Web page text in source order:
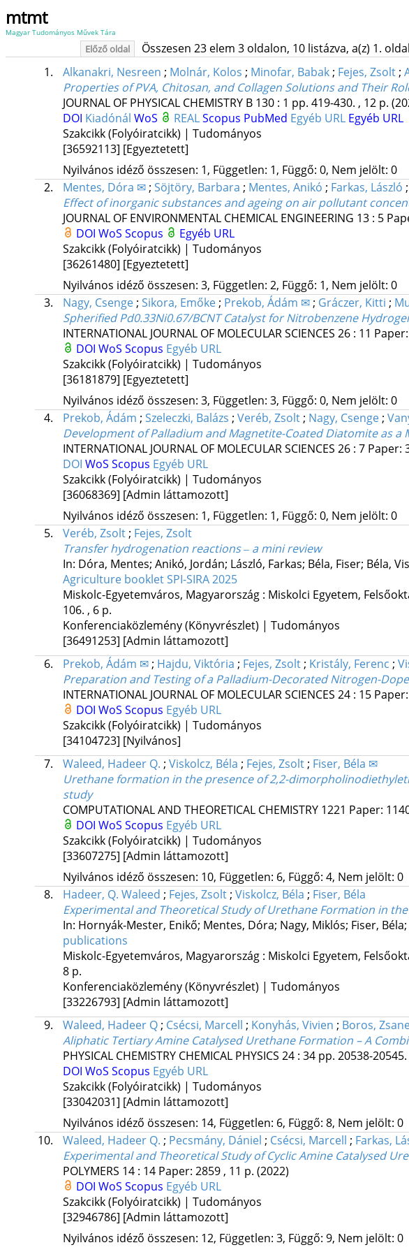
mtmt
Magyar Tudományos Művek Tára
Előző oldal Összesen 23 elem 3 oldalon, 10 listázva, a(z) 1.
1. Alkanakri, Nesreen ; Molnár, Kolos ; Minofar, Babak; Fejes, Zsolt;
Properties of PVA, Chitosan, and Collagen Solutions and Their
JOURNAL OF PHYSICAL CHEMISTRY B 130: 1 pp. 419-430. , 12 p.
DOI Kiadónál WoS REALScopus PubMed Egyéb URL Egyéb URL
Szakcikk (Folyóiratcikk) | Tudományos
[36592113] [Egyeztetett]
Nyilvános idéző összesen: 1, Független: 1, Függő: 0, Nem jelölt: 0
2.
Mentes, Dóra ✉; Söjtöry, Barbara ; Mentes, Anikó ; Farkas, László ;
Effect of inorganic substances and ageing on air pollutant
JOURNAL OF ENVIRONMENTAL CHEMICAL ENGINEERING 13: 5
DOI WoS Scopus
Egyéb URL
Szakcikk (Folyóiratcikk) | Tudományos
[36261480] [Egyeztetett]
Nyilvános idéző összesen: 3, Független: 2, Függő: 1, Nem jelölt: 0
3.
Nagy, Csenge; Sikora, Emőke; Prekob, Ádám ✉; Gráczer, Kitti ;
Spherified Pd0.33Ni0.67/BCNT Catalyst for Nitrobenzene
INTERNATIONAL JOURNAL OF MOLECULAR SCIENCES 26: 11
DOI WoS Scopus Egyéb URL
Szakcikk (Folyóiratcikk) | Tudományos
[36181879] [Egyeztetett]
Nyilvános idéző összesen: 3, Független: 3, Függő: 0, Nem jelölt: 0
4.
Prekob, Ádám ; Szeleczki, Balázs ; Veréb, Zsolt; Nagy, Csenge;
Development of Palladium and Magnetite-Coated Diatomite as
INTERNATIONAL JOURNAL OF MOLECULAR SCIENCES 26: 7 Paper:
DOI WoS Scopus Egyéb URL
Szakcikk (Folyóiratcikk) | Tudományos
[36068369] [Admin láttamozott]
Nyilvános idéző összesen: 1, Független: 1, Függő: 0, Nem jelölt: 0
5.
Veréb, Zsolt; Fejes, Zsolt
Transfer hydrogenation reactions ‒ a mini review
In: Dóra, Mentes; Anikó, Jordán; László, Farkas; Béla, Fiser; Béla,
Agriculture booklet SPI-SIRA 2025
Miskolc-Egyetemváros, Magyarország : Miskolci Egyetem,
106. , 6 p.
Konferenciaközlemény (Könyvrészlet) | Tudományos
[36491253] [Admin láttamozott]
6.
Prekob, Ádám ✉; Hajdu, Viktória ; Fejes, Zsolt; Kristály, Ferenc ;
Preparation and Testing of a Palladium-Decorated Nitrogen-
INTERNATIONAL JOURNAL OF MOLECULAR SCIENCES 24: 15
DOI WoS Scopus Egyéb URL
Szakcikk (Folyóiratcikk) | Tudományos
[34104723] [Nyilvános]
7.
Waleed, Hadeer Q. ; Viskolcz, Béla ; Fejes, Zsolt; Fiser, Béla ✉
Urethane formation in the presence of 2,2-
study
COMPUTATIONAL AND THEORETICAL CHEMISTRY 1221 Paper:
DOI WoS Scopus Egyéb URL
Szakcikk (Folyóiratcikk) | Tudományos
[33607275] [Admin láttamozott]
Nyilvános idéző összesen: 10, Független: 6, Függő: 4, Nem jelölt: 0
8.
Hadeer, Q. Waleed ; Fejes, Zsolt; Viskolcz, Béla ; Fiser, Béla
Experimental and Theoretical Study of Urethane Formation in
In: Hornyák-Mester, Enikő; Mentes, Dóra; Nagy, Miklós; Fiser, Béla;
publications
Miskolc-Egyetemváros, Magyarország : Miskolci Egyetem,
8 p.
Konferenciaközlemény (Könyvrészlet) | Tudományos
[33226793] [Admin láttamozott]
9.
Waleed, Hadeer Q; Csécsi, Marcell ; Konyhás, Vivien ; Boros,
Aliphatic Tertiary Amine Catalysed Urethane Formation – A
PHYSICAL CHEMISTRY CHEMICAL PHYSICS 24: 34 pp. 20538-20545.
DOI WoS Scopus Egyéb URL
Szakcikk (Folyóiratcikk) | Tudományos
[33042031] [Admin láttamozott]
Nyilvános idéző összesen: 14, Független: 6, Függő: 8, Nem jelölt: 0
10.
Waleed, Hadeer Q. ; Pecsmány, Dániel ; Csécsi, Marcell ; Farkas,
Experimental and Theoretical Study of Cyclic Amine Catalysed
POLYMERS 14: 14 Paper: 2859 , 11 p. (2022)
DOI WoS Scopus Egyéb URL
Szakcikk (Folyóiratcikk) | Tudományos
[32946786] [Admin láttamozott]
Nyilvános idéző összesen: 12, Független: 3, Függő: 9, Nem jelölt: 0